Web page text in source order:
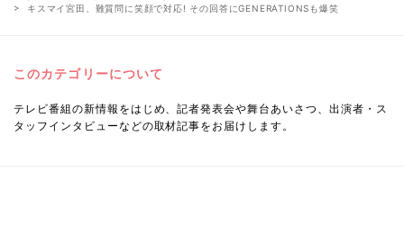
キスマイ宮田、難質問に笑顔で対応! その回答にGENERATIONSも爆笑
このカテゴリーについて
テレビ番組の新情報をはじめ、記者発表会や舞台あいさつ、出演者・ス
タッフインタビューなどの取材記事をお届けします。